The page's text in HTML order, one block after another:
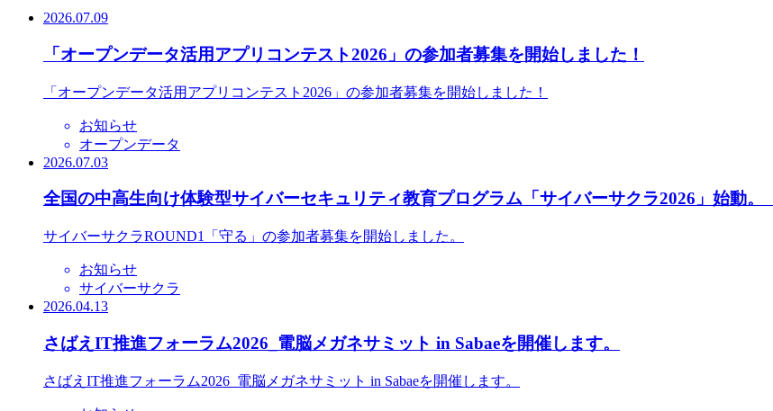
2026.07.09
「オープンデータ活用アプリコンテスト2026」の参加者募集を開始しました！
「オープンデータ活用アプリコンテスト2026」の参加者募集を開始しました！
お知らせ
オープンデータ
2026.07.03
全国の中高生向け体験型サイバーセキュリティ教育プログラム「サイバーサクラ2026」始動。
サイバーサクラROUND1「守る」の参加者募集を開始しました。
お知らせ
サイバーサクラ
2026.04.13
さばえIT推進フォーラム2026_電脳メガネサミット in Sabaeを開催します。
さばえIT推進フォーラム2026_電脳メガネサミット in Sabaeを開催します。